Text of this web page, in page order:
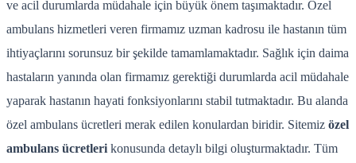
ve acil durumlarda müdahale için büyük önem taşımaktadır. Özel
ambulans hizmetleri veren firmamız uzman kadrosu ile hastanın tüm
ihtiyaçlarını sorunsuz bir şekilde tamamlamaktadır. Sağlık için daima
hastaların yanında olan firmamız gerektiği durumlarda acil müdahale
yaparak hastanın hayati fonksiyonlarını stabil tutmaktadır. Bu alanda
özel ambulans ücretleri merak edilen konulardan biridir. Sitemiz özel
ambulans ücretleri konusunda detaylı bilgi oluşturmaktadır. Tüm